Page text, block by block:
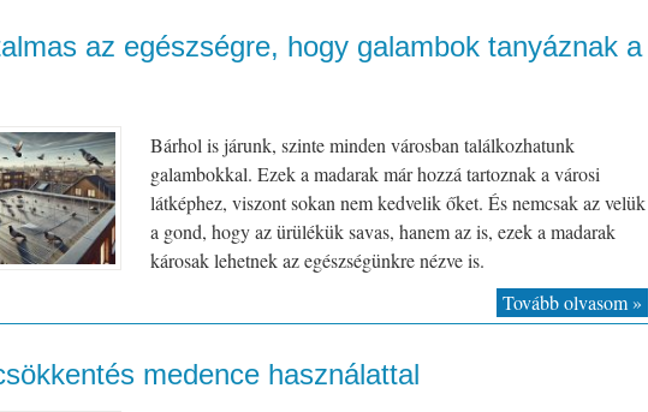
az egészségre, hogy galambok tanyáznak a
Bárhol is járunk, szinte minden városban találkozhatunk
galambokkal. Ezek a madarak már hozzá tartoznak a városi
látképhez, viszont sokan nem kedvelik őket. És nemcsak az velük
a gond, hogy az ürülékük savas, hanem az is, ezek a madarak
károsak lehetnek az egészségünkre nézve is.
Tovább olvasom »
medence használattal